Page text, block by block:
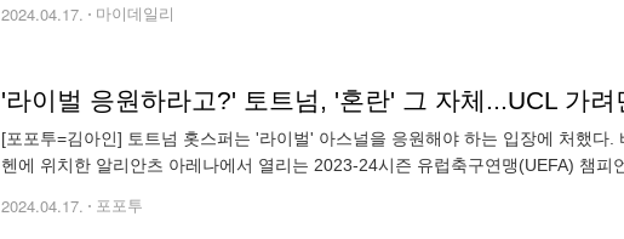
2024.04.17. 마이데일리
'라이벌 응원하라고?' 토트넘, '혼란' 그 자체...UCL 가려
[포포투=김아인] 토트넘 홋스퍼는 '라이벌' 아스널을 응원해야 하는 입장에 처했다
헨에 위치한 알리안츠 아레나에서 열리는 2023-24시즌 유럽축구연맹(UEFA) 챔피
2024.04.17. 포포투